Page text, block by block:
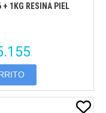
+ 1KG RESINA PIEL